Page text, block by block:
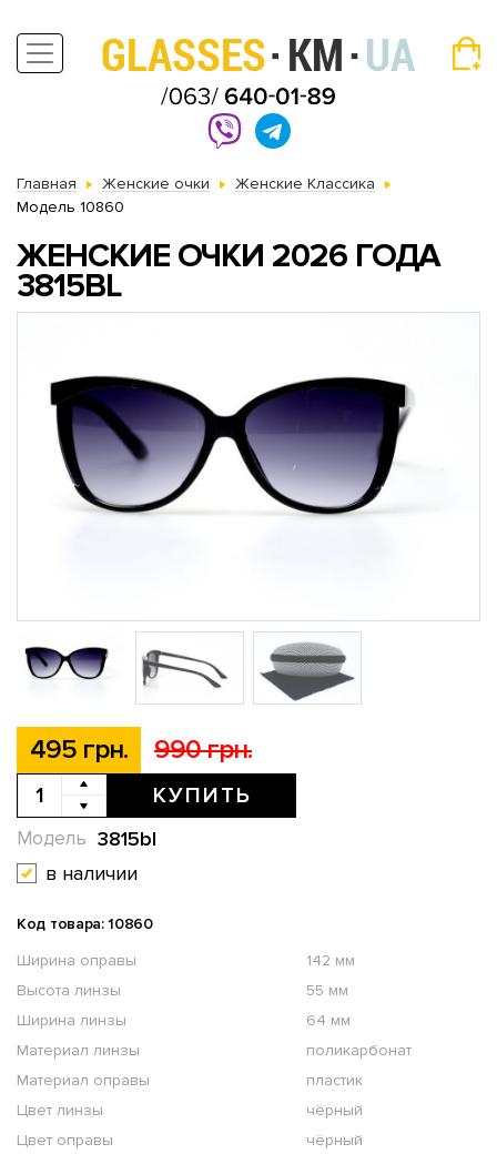
Главная Женские очки
Женские Классика
Модель 10860
ЖЕНСКИЕ ОЧКИ 2026 ГОДА
3815BL
495 грн. 990 грн.
КУПИТЬ
3815bl
Модель
в наличии
Код товара: 10860
Ширина оправы
142 мм
Высота линзы
55 мм
Ширина линзы
64 мм
Материал линзы
поликарбонат
Материал оправы
пластик
Цвет линзы
чёрный
Цвет оправы
чёрный